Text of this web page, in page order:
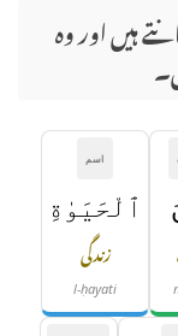
ہیں اور وہ
اسم
ٱلْحَيَوٰةِ
زندگی
l-ḥayati